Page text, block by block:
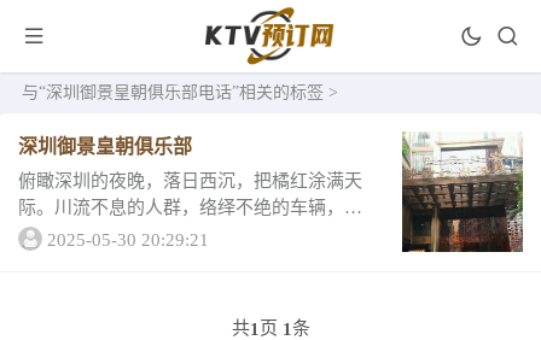
与“深圳御景皇朝俱乐部电话”相关的标签 >
深圳御景皇朝俱乐部
俯瞰深圳的夜晚，落日西沉，把橘红涂满天
际。川流不息的人群，络绎不绝的车辆，在
这个夜晚，每个人都有着不一样的期盼。生
2025-05-30 20:29:21
共1 页 1条